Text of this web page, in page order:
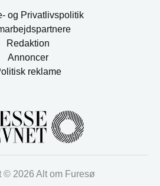
og Privatlivspolitik
Redaktion
Annoncer
reklame
© 2026 Alt om Furesø